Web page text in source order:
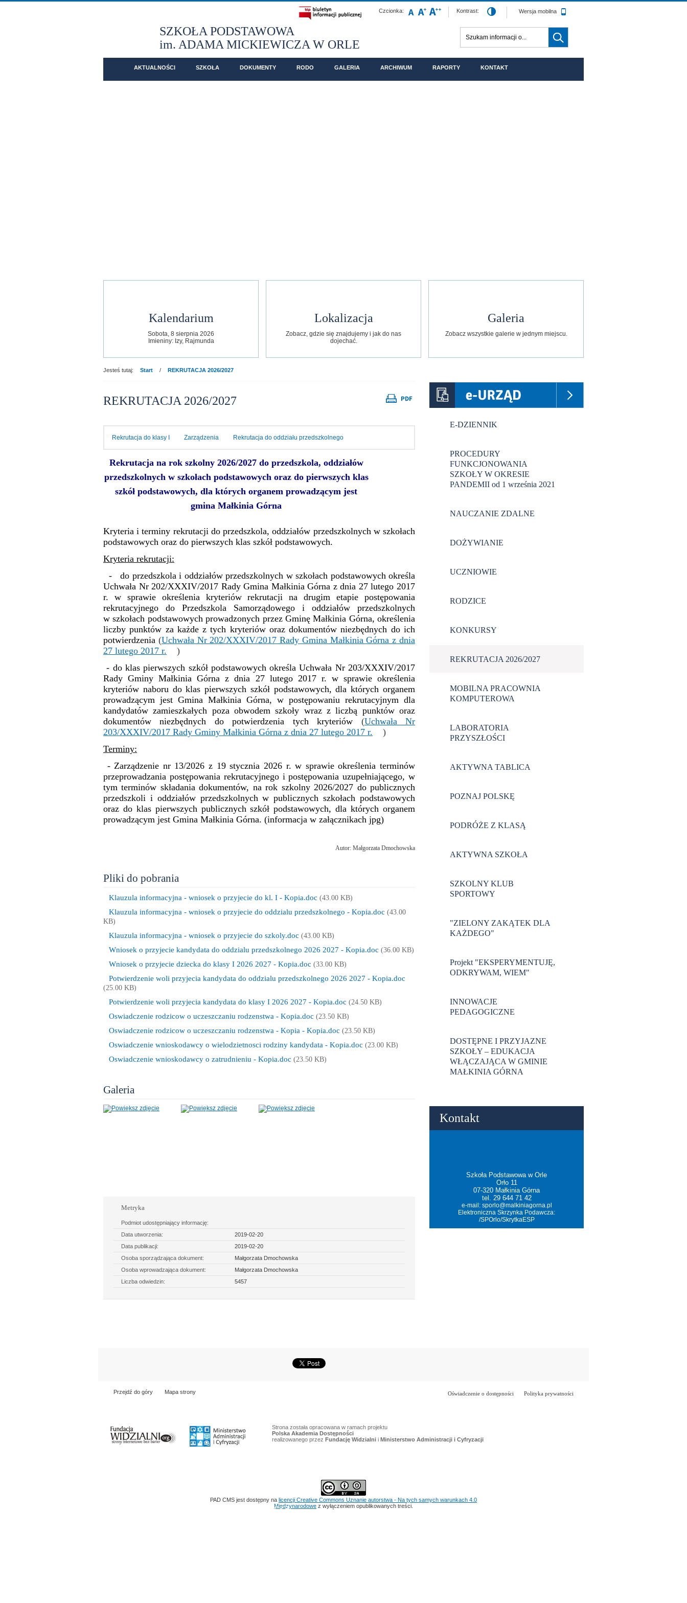
SZKOŁA PODSTAWOWA
im. ADAMA MICKIEWICZA W ORLE
- REKRUTACJA 2026/2027
Czcionka: Kontrast: Wersja mobilna
Wyszukiwarka
AKTUALNOŚCI SZKOŁA DOKUMENTY RODO GALERIA ARCHIWUM RAPORTY KONTAKT
Dzień Babci i Dziadka
Nasza Szkoła
Nasza Szkoła
Wieczór poezji Adama Mickiewicza
Kalendarium
Sobota, 8 sierpnia 2026
Imieniny: Izy, Rajmunda
Lokalizacja
Zobacz, gdzie się znajdujemy i jak do nas
dojechać.
Galeria
Zobacz wszystkie galerie w jednym miejscu.
Jesteś tutaj: Start / REKRUTACJA 2026/2027
REKRUTACJA 2026/2027
Rekrutacja do klasy I Zarządzenia Rekrutacja do oddziału przedszkolnego
Rekrutacja na rok szkolny 2026/2027 do przedszkola, oddziałów
przedszkolnych w szkołach podstawowych oraz do pierwszych klas
szkół podstawowych, dla których organem prowadzącym jest
gmina Małkinia Górna
Kryteria i terminy rekrutacji do przedszkola, oddziałów przedszkolnych w szkołach
podstawowych oraz do pierwszych klas szkół podstawowych.
Kryteria rekrutacji:
- do przedszkola i oddziałów przedszkolnych w szkołach podstawowych określa
Uchwała Nr 202/XXXIV/2017 Rady Gmina Małkinia Górna z dnia 27 lutego 2017
r. w sprawie określenia kryteriów rekrutacji na drugim etapie postępowania
rekrutacyjnego do Przedszkola Samorządowego i oddziałów przedszkolnych
w szkołach podstawowych prowadzonych przez Gminę Małkinia Górna, określenia
liczby punktów za każde z tych kryteriów oraz dokumentów niezbędnych do ich
potwierdzenia (Uchwała Nr 202/XXXIV/2017 Rady Gmina Małkinia Górna z dnia
27 lutego 2017 r.
)
- do klas pierwszych szkół podstawowych określa Uchwała Nr 203/XXXIV/2017
Rady Gminy Małkinia Górna z dnia 27 lutego 2017 r. w sprawie określenia
kryteriów naboru do klas pierwszych szkół podstawowych, dla których organem
prowadzącym jest Gmina Małkinia Górna, w postępowaniu rekrutacyjnym dla
kandydatów zamieszkałych poza obwodem szkoły wraz z liczbą punktów oraz
dokumentów niezbędnych do potwierdzenia tych kryteriów (Uchwała Nr
203/XXXIV/2017 Rady Gminy Małkinia Górna z dnia 27 lutego 2017 r.
)
Terminy:
-Zarządzenie nr 13/2026 z 19 stycznia 2026 r.w sprawie określenia terminów
przeprowadzania postępowania rekrutacyjnego i postępowania uzupełniającego, w
tym terminów składania dokumentów, na rok szkolny 2026/2027 do publicznych
przedszkoli i oddziałów przedszkolnych w publicznych szkołach podstawowych
oraz do klas pierwszych publicznych szkół podstawowych, dla których organem
prowadzącym jest Gmina Małkinia Górna. (informacja w załącznikach jpg)
Autor: Małgorzata Dmochowska
Pliki do pobrania
Klauzula informacyjna - wniosek o przyjecie do kl. I - Kopia.doc (43.00 KB)
Klauzula informacyjna - wniosek o przyjecie do oddzialu przedszkolnego - Kopia.doc (43.00
KB)
Klauzula informacyjna - wniosek o przyjecie do szkoly.doc (43.00 KB)
Wniosek o przyjecie kandydata do oddzialu przedszkolnego 2026 2027 - Kopia.doc (36.00 KB)
Wniosek o przyjecie dziecka do klasy I 2026 2027 - Kopia.doc (33.00 KB)
Potwierdzenie woli przyjecia kandydata do oddzialu przedszkolnego 2026 2027 - Kopia.doc
(25.00 KB)
Potwierdzenie woli przyjecia kandydata do klasy I 2026 2027 - Kopia.doc (24.50 KB)
Oswiadczenie rodzicow o uczeszczaniu rodzenstwa - Kopia.doc (23.50 KB)
Oswiadczenie rodzicow o uczeszczaniu rodzenstwa - Kopia - Kopia.doc (23.50 KB)
Oswiadczenie wnioskodawcy o wielodzietnosci rodziny kandydata - Kopia.doc (23.00 KB)
Oswiadczenie wnioskodawcy o zatrudnieniu - Kopia.doc (23.50 KB)
Galeria
Rozwiń
Metryka
Podmiot udostępniający informację:
Data utworzenia:
2019-02-20
Data publikacji:
2019-02-20
Osoba sporządzająca dokument:
Małgorzata Dmochowska
Osoba wprowadzająca dokument:
Małgorzata Dmochowska
Liczba odwiedzin:
5457
Menu dodatkowe
E-DZIENNIK
PROCEDURY
FUNKCJONOWANIA
SZKOŁY W OKRESIE
PANDEMII od 1 września 2021
NAUCZANIE ZDALNE
DOŻYWIANIE
UCZNIOWIE
RODZICE
KONKURSY
REKRUTACJA 2026/2027
MOBILNA PRACOWNIA
KOMPUTEROWA
LABORATORIA
PRZYSZŁOŚCI
AKTYWNA TABLICA
POZNAJ POLSKĘ
PODRÓŻE Z KLASĄ
AKTYWNA SZKOŁA
SZKOLNY KLUB
SPORTOWY
"ZIELONY ZAKĄTEK DLA
KAŻDEGO"
Projekt "EKSPERYMENTUJĘ,
ODKRYWAM, WIEM"
INNOWACJE
PEDAGOGICZNE
DOSTĘPNE I PRZYJAZNE
SZKOŁY – EDUKACJA
WŁĄCZAJĄCA W GMINIE
MAŁKINIA GÓRNA
Kontakt
Szkoła Podstawowa w Orle
Orło 11
07-320 Małkinia Górna
tel. 29 644 71 42
e-mail: sporlo@malkiniagorna.pl
Elektroniczna Skrzynka Podawcza:
/SPOrlo/SkrytkaESP
Przejdź do góry Mapa strony Oświadczenie o dostępności Polityka prywatności
Strona została opracowana w ramach projektu
Polska Akademia Dostępności
realizowanego przez Fundację Widzialni i Ministerstwo Administracji i Cyfryzacji
PAD CMS jest dostępny na licencji Creative Commons Uznanie autorstwa - Na tych samych warunkach 4.0
Międzynarodowe z wyłączeniem opublikowanych treści.